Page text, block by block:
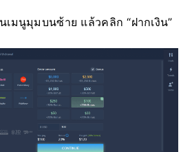
เมนูมุมบนซ้าย แล้วคลิก “ฝากเงิน”